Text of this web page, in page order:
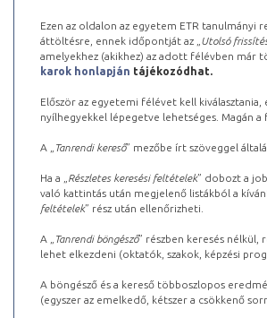
Ezen az oldalon az egyetem ETR tanulmányi
áttöltésre, ennek időpontját az „ Utolsó
amelyekhez (akikhez) az adott félévben már
karok honlapján tájékozódhat.
Először az egyetemi félévet kell kiválasztania,
nyílhegyekkel lépegetve lehetséges. Magán
A „ Tanrendi kereső” mezőbe írt szöveggel
Ha a „ Részletes keresési feltételek” dobozt a
való kattintás után megjelenő listákból a
feltételek” rész után ellenőrizheti.
A „ Tanrendi böngésző” részben keresés
lehet elkezdeni (oktatók, szakok, képzési
A böngésző és a kereső többoszlopos
(egyszer az emelkedő, kétszer a csökkenő